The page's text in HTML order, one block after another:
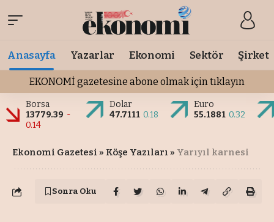
Anasayfa Yazarlar Ekonomi Sektör Şirket
EKONOMİ gazetesine abone olmak için tıklayın
Borsa
13779.39 -
0.14
Dolar
47.7111 0.18
Euro
55.1881 0.32
Ekonomi Gazetesi » Köşe Yazıları » Yarıyıl karnesi
Sonra Oku